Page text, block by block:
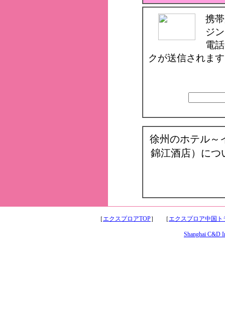
携
ジ
電
クが送信されま
徐州のホテル～
錦江酒店）につ
［エクスプロアTOP］ ［エクスプロア中国ト
Shanghai C&D